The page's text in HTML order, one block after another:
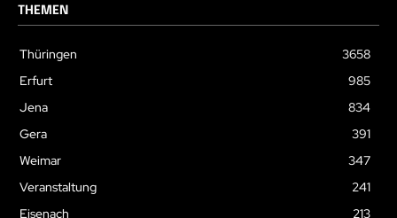
THEMEN
Thüringen
3658
Erfurt
985
Jena
834
Gera
391
Weimar
347
Veranstaltung
241
Eisenach
213